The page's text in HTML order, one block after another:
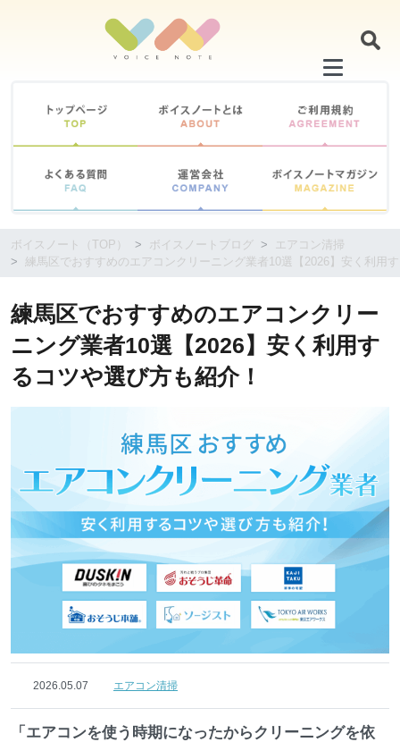
ボイスノート（TOP） ボイスノートブログ
エアコン清掃
練馬区でおすすめのエアコンクリーニング業者10選【2026】安く利用
練馬区でおすすめのエアコンクリー
ニング業者10選【2026】安く利用す
るコツや選び方も紹介！
2026.05.07 エアコン清掃
「エアコンを使う時期になったからクリーニングを依